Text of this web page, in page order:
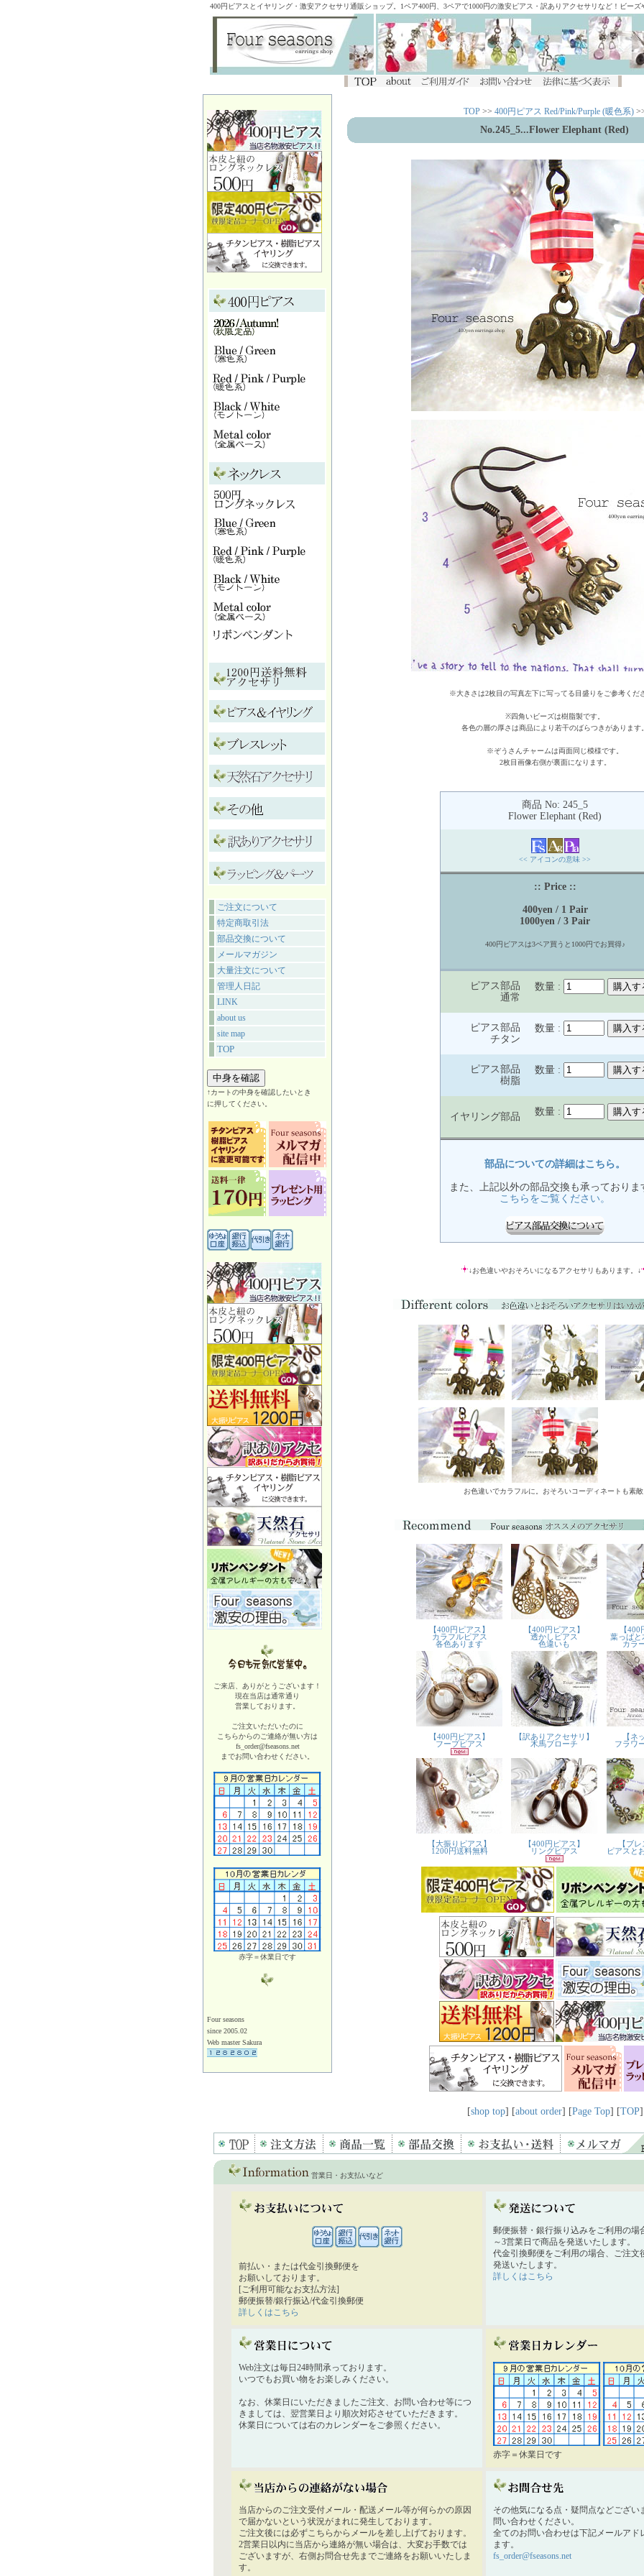
400円ピアスとイヤリング・激安アクセサリ通販ショップ。1ペア400円、3ペアで1000円の激安ピアス・訳ありアクセサリなど！ビー
ご注文について
特定商取引法
部品交換について
メールマガジン
大量注文について
管理人日記
LINK
about us
site map
TOP
↑カートの中身を確認したいとき
に押してください。
ご来店、ありがとうございます！
現在当店は通常通り
営業しております。
ご注文いただいたのに
こちらからのご連絡が無い方は
fs_order@fseasons.net
までお問い合わせください。
赤字＝休業日です
Four seasons
since 2005.02
Web master Sakura
TOP >> 400円ピアス Red/Pink/Purple (暖色系)
No.245_5...Flower Elephant (Red)
※大きさは2枚目の写真左下に写ってる目盛りをご参考くだ
※四角いビーズは樹脂製です。
各色の層の厚さは商品により若干のばらつきがあります
※ぞうさんチャームは両面同じ模様です。
2枚目画像右側が裏面になります。
商品 No: 245_5
Flower Elephant (Red)
<< アイコンの意味 >>
:: Price ::
400yen / 1 Pair
1000yen / 3 Pair
400円ピアスは3ペア買うと1000円でお買得♪
ピアス部品
通常
数量 :
ピアス部品
チタン
数量 :
ピアス部品
樹脂
数量 :
イヤリング部品 数量 :
部品についての詳細はこちら。
また、上記以外の部品交換も承っておりま
こちらをご覧ください。
↓お色違いやおそろいになるアクセサリもあります。↓
お色違いでカラフルに。おそろいコーディネートも素敵
[shop top] [about order] [Page Top] [TOP]
営業日・お支払いなど
前払い・または代金引換郵便を
お願いしております。
[ご利用可能なお支払方法]
郵便振替/銀行振込/代金引換郵便
詳しくはこちら
郵便振替・銀行振り込みをご利用の場
～3営業日で商品を発送いたします。
代金引換郵便をご利用の場合、ご注文
発送いたします。
詳しくはこちら
Web注文は毎日24時間承っております。
いつでもお買い物をお楽しみください。
なお、休業日にいただきましたご注文、お問い合わせ等につ
きましては、翌営業日より順次対応させていただきます。
休業日については右のカレンダーをご参照ください。
赤字＝休業日です
当店からのご注文受付メール・配送メール等が何らかの原因
で届かないという状況がまれに発生しております。
ご注文後には必ずこちらからメールを差し上げております。
2営業日以内に当店から連絡が無い場合は、大変お手数では
ございますが、右側お問合せ先までご連絡をお願いいたしま
す。
その他気になる点・疑問点などござい
問い合わせください。
全てのお問い合わせは下記メールアド
ます。
fs_order@fseasons.net